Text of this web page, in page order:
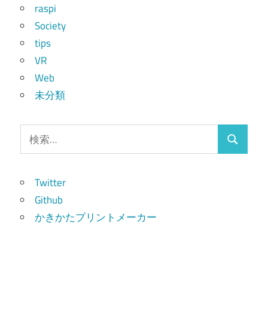
raspi
Society
tips
VR
Web
未分類
索:
検
Twitter
Github
かきかたプリントメーカー